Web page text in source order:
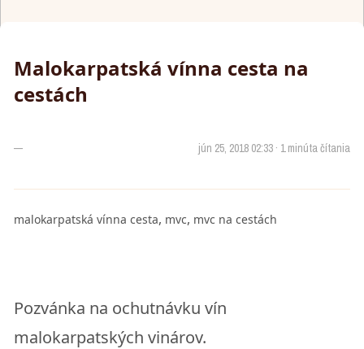
Malokarpatská vínna cesta na
cestách
— jún 25, 2018 02:33 · 1 minúta čítania
malokarpatská vínna cesta, mvc, mvc na cestách
Pozvánka na ochutnávku vín
malokarpatských vinárov.